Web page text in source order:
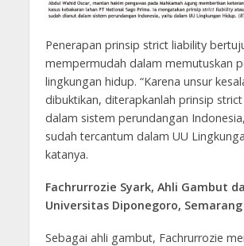
Penerapan prinsip strict liability
mempermudah dalam memutuskan
lingkungan hidup. “Karena unsur
dibuktikan, diterapkanlah prinsip
dalam sistem perundangan
sudah tercantum dalam UU
katanya.
Fachrurrozie Syark, Ahli Gambut
Universitas Diponegoro, Semarang
Sebagai ahli gambut, Fachrurrozie